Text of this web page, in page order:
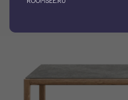
Фото производителя